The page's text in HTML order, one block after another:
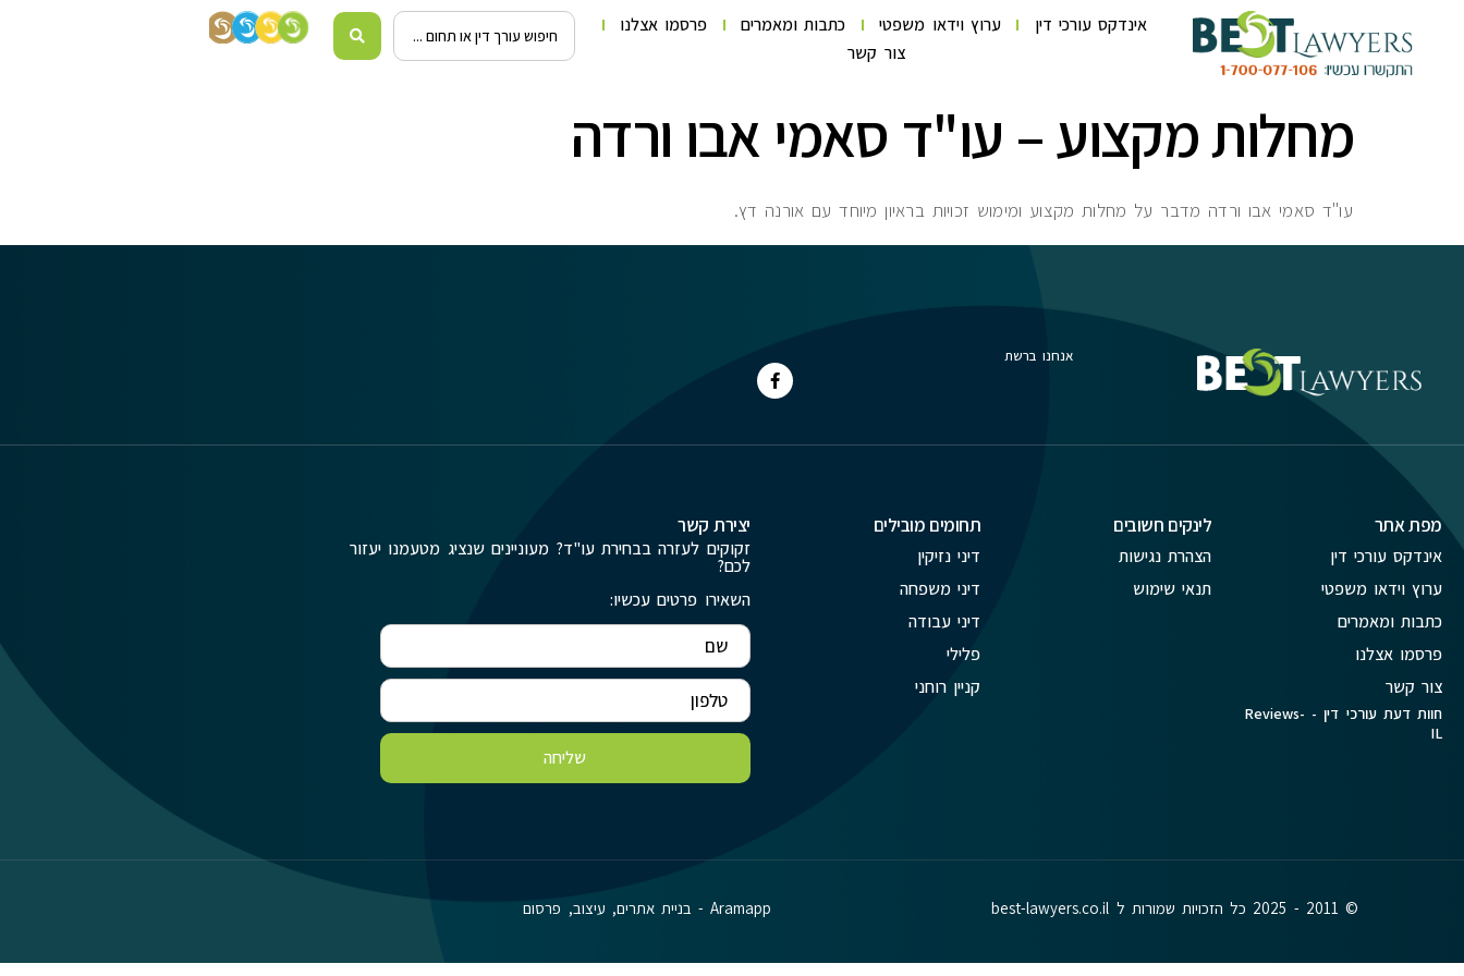
אינדקס עורכי דין ערוץ וידאו משפטי כתבות ומאמרים
פרסמו אצלנו
צור קשר
מחלות מקצוע – עו"ד סאמי אבו ורדה
עו"ד סאמי אבו ורדה מדבר על מחלות מקצוע ומימוש זכויות בראיון מיוחד עם אורנה דץ.
אנחנו ברשת
מפת אתר
אינדקס עורכי דין
ערוץ וידאו משפטי
כתבות ומאמרים
פרסמו אצלנו
צור קשר
חוות דעת עורכי דין - Reviews-
IL
לינקים חשובים
הצהרת נגישות
תנאי שימוש
תחומים מובילים
דיני נזיקין
דיני משפחה
דיני עבודה
פלילי
קניין רוחני
יצירת קשר
זקוקים לעזרה בבחירת עו"ד? מעוניינים שנציג מטעמנו יעזור
לכם?
השאירו פרטים עכשיו:
שליחה
© 2011 - 2025 כל הזכויות שמורות ל best-lawyers.co.il Aramapp - בניית אתרים, עיצוב, פרסום